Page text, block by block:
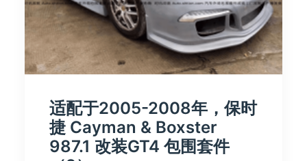
适配于2005-2008年，保时
捷 Cayman & Boxster
987.1 改装GT4 包围套件